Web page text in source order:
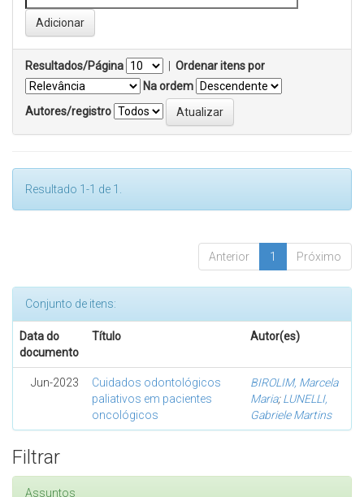
Resultados/Página
Ordenar itens por
Na ordem
Autores/registro
Resultado 1-1 de 1.
Anterior 1 Próximo
Conjunto de itens:
Data do
documento
Título Autor(es)
Jun-2023
Cuidados odontológicos
paliativos em pacientes
oncológicos
BIROLIM, Marcela
Maria;LUNELLI,
Gabriele Martins
Filtrar
Assuntos